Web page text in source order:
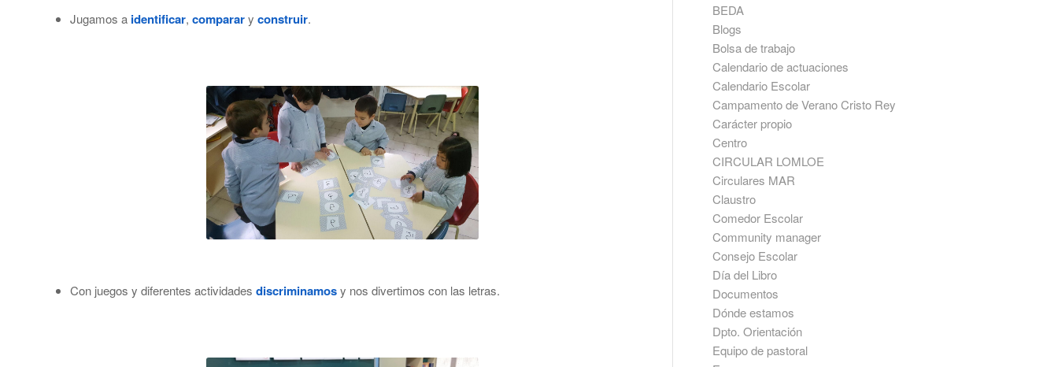
Jugamos a identificar, comparary construir.
Con juegos y diferentes actividades discriminamosy nos divertimos con las letras.
BEDA
Blogs
Bolsa de trabajo
Calendario de actuaciones
Calendario Escolar
Campamento de Verano Cristo Rey
Carácter propio
Centro
CIRCULAR LOMLOE
Circulares MAR
Claustro
Comedor Escolar
Community manager
Consejo Escolar
Día del Libro
Documentos
Dónde estamos
Dpto. Orientación
Equipo de pastoral